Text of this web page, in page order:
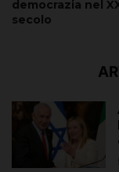
democrazia nel
secolo